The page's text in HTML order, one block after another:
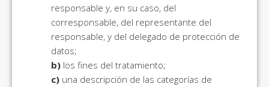
responsable y, en su caso, del
corresponsable, del representante del
responsable, y del delegado de protección de
datos;
b) los fines del tratamiento;
c) una descripción de las categorías de